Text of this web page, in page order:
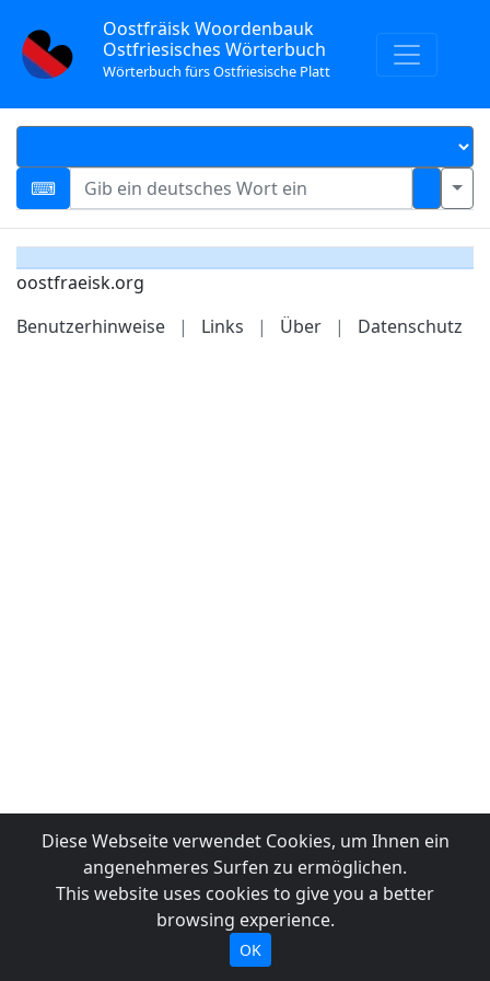
Oostfräisk Woordenbauk
Ostfriesisches Wörterbuch
Wörterbuch fürs Ostfriesische Platt
oostfraeisk.org
Benutzerhinweise
| Links | Über | Datenschutz
Diese Webseite verwendet Cookies, um Ihnen ein
angenehmeres Surfen zu ermöglichen.
This website uses cookies to give you a better
browsing experience.
OK